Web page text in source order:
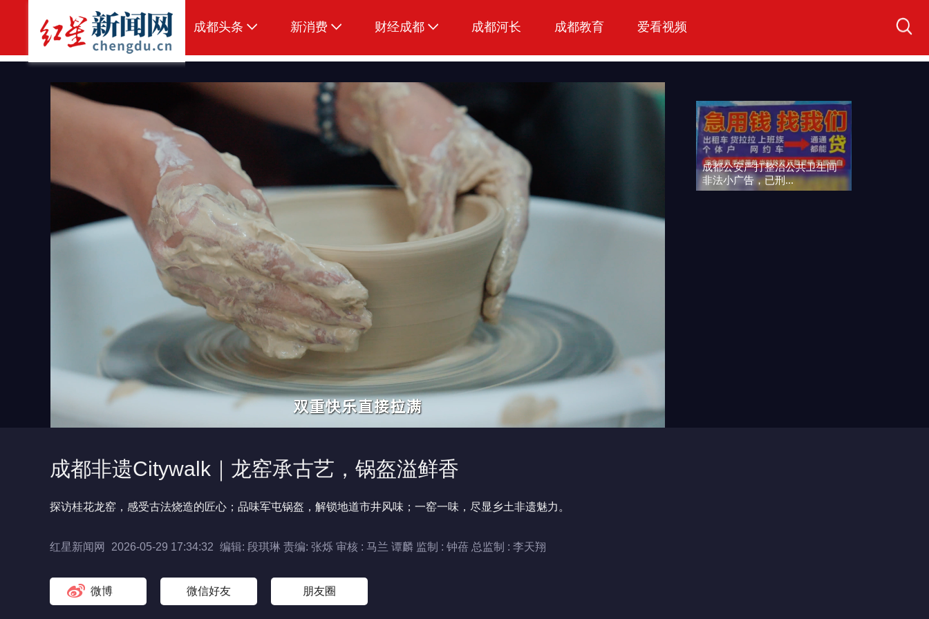
成都头条
原创
本地
头条智造
热点专题
传真机
公示
新消费
生活
财经成都 成都河长 成都教育 爱看视频
成都公安严打整治公共卫生间
非法小广告，已刑...
成都非遗Citywalk｜龙窑承古艺，锅盔溢鲜香
探访桂花龙窑，感受古法烧造的匠心；品味军屯锅盔，解锁地道市井风味；一窑一味，尽显乡土非遗魅力。
红星新闻网 2026-05-29 17:34:32 编辑: 段琪琳 责编: 张烁 审核 : 马兰 谭麟 监制 : 钟蓓 总监制 : 李天翔
微博 微信好友 朋友圈